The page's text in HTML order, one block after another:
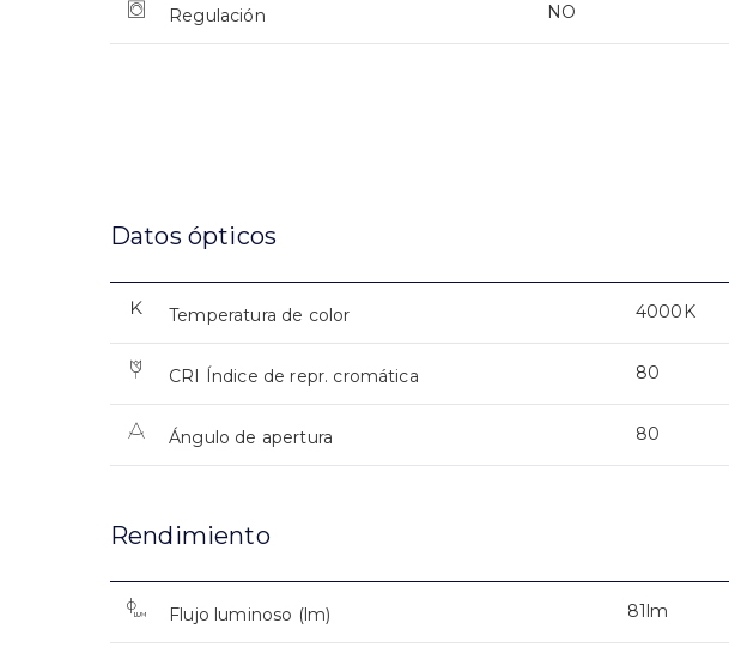
Regulación NO
Datos ópticos
Temperatura de color 4000K
CRI Índice de repr. cromática 80
Ángulo de apertura 80
Rendimiento
Flujo luminoso (lm) 81lm